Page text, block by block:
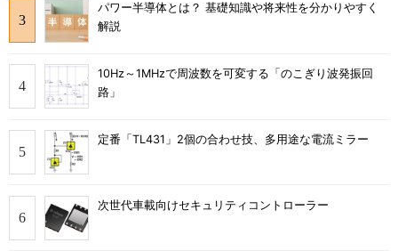
パワー半導体とは？ 基礎知識や将来性を分かりやすく
解説
10Hz～1MHzで周波数を可変する「のこぎり波発振回
路」
定番「TL431」2個の合わせ技、多用途な電流ミラー
次世代車載向けセキュリティコントローラー